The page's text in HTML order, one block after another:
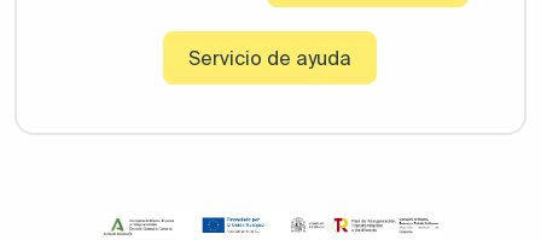
Servicio de ayuda